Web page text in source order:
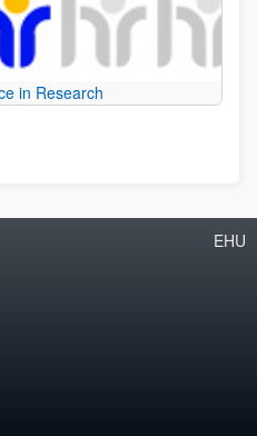
in Research
EHU